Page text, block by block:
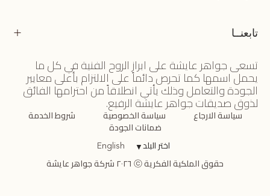
تابعنــا
تسعى جواهر عايشة على ابراز الروح الفنية في كل ما
يحمل اسمها كما تحرص دائماً على الالتزام بأعلى معايير
الجودة والتعامل وذلك يأتي انطلاقاً من احترامها الفائق
لذوق صديقات جواهر عايشة الرفيع.
سياسة الارجاع سياسة الخصوصية شروط الخدمة
ضمانات الجودة
اختر البلد▼
English
حقوق الملكية الفكرية ⓒ ٢٠٢٦ شركة جواهر عايشة